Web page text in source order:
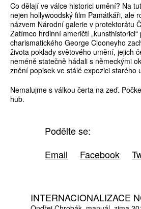
Co dělají ve válce historici umění? Na
nejen hollywoodský film Památkáři, ale
názvem Národní galerie v protektorátu
Zatímco hrdinní američtí
charismatického George Clooneyho
života poklady světového umění, jejich
neméně statečně hádali s německými
znění popisek ve stálé expozici starého
Nemalujme s válkou čerta na zeď.
hub.
Podělte se:
Email
Facebook
INTERNACIONALIZACE